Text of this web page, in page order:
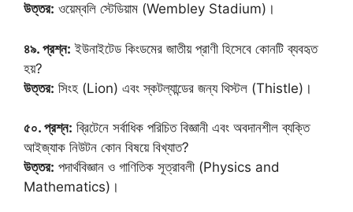
উত্তর: ওয়েম্বলি স্টেডিয়াম (Wembley Stadium)।
৪৯. প্রশ্ন: ইউনাইটেড কিংডমের জাতীয় প্রাণী হিসেবে কোনটি ব্যবহৃত
হয়?
উত্তর: সিংহ (Lion) এবং স্কটল্যান্ডের জন্য থিস্টল (Thistle)।
৫০. প্রশ্ন: ব্রিটেনে সর্বাধিক পরিচিত বিজ্ঞানী এবং অবদানশীল ব্যক্তি
আইজ্যাক নিউটন কোন বিষয়ে বিখ্যাত?
উত্তর: পদার্থবিজ্ঞান ও গাণিতিক সূত্রাবলী (Physics and
Mathematics)।